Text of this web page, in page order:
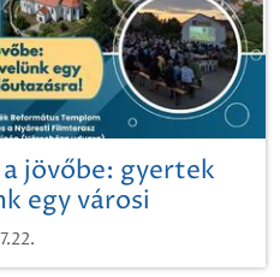
jövőbe: gyertek
egy városi